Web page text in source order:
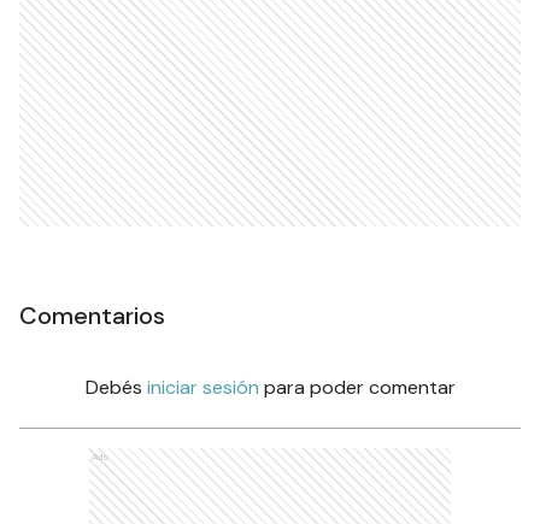
Comentarios
Debés iniciar sesión para poder comentar
Ads